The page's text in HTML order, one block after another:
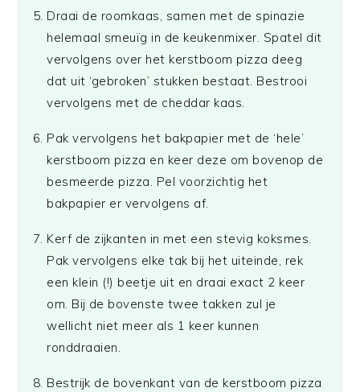
Draai de roomkaas, samen met de spinazie
helemaal smeuïg in de keukenmixer. Spatel dit
vervolgens over het kerstboom pizza deeg
dat uit ‘gebroken’ stukken bestaat. Bestrooi
vervolgens met de cheddar kaas.
Pak vervolgens het bakpapier met de ‘hele’
kerstboom pizza en keer deze om bovenop de
besmeerde pizza. Pel voorzichtig het
bakpapier er vervolgens af.
Kerf de zijkanten in met een stevig koksmes.
Pak vervolgens elke tak bij het uiteinde, rek
een klein (!) beetje uit en draai exact 2 keer
om. Bij de bovenste twee takken zul je
wellicht niet meer als 1 keer kunnen
ronddraaien.
Bestrijk de bovenkant van de kerstboom pizza